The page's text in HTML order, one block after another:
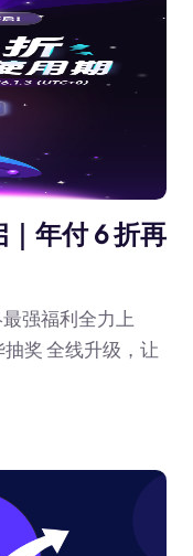
年付 6 折再
强福利全力上
抽奖 全线升级，让